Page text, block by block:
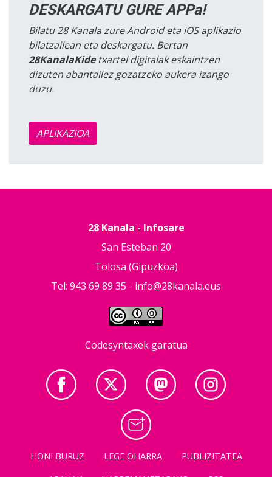
DESKARGATU GURE APPa!
Bilatu 28 Kanala zure Android eta iOS aplikazio
bilatzailean eta deskargatu. Bertan
28KanalaKidetxartel digitalak eskaintzen
dizuten abantailez gozatzeko aukera izango
duzu.
APLIKAZIOA
28 Kanala - Infosare
San Esteban 20
Tolosa (Gipuzkoa)
Tel: 943 69 89 35 - info@28kanala.eus
Codesyntaxek garatua
HONI BURUZ LEGE OHARRA
PUBLIZITATEA